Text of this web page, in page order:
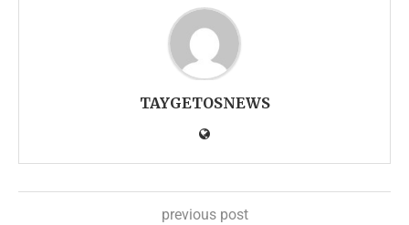
TAYGETOSNEWS
previous post